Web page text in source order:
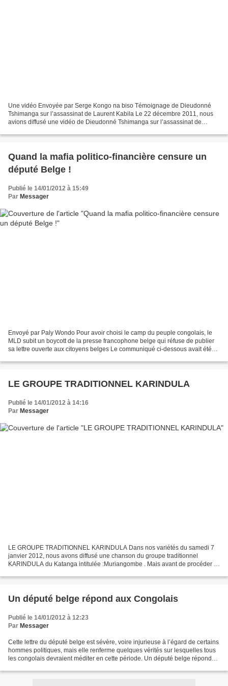
Une vidéo Envoyée par Serge Kongo na biso Témoignage de Dieudonné
Tshimanga sur l’assassinat de Laurent Kabila Le 22 décembre 2011, nous
avions diffusé une vidéo de Dieudonné Tshimanga sur l’assassinat de
Quand la mafia politico-financière censure un
député Belge !
Publié le 14/01/2012 à 15:49
Par Messager
Envoyé par Paly Wondo Pour avoir choisi le camp du peuple congolais, le
MLD subit un boycott de la presse francophone belge qui réfuse de publier
sa lettre ouverte aux citoyens belges Le communiqué ci-dessous avait été
LE GROUPE TRADITIONNEL KARINDULA
Publié le 14/01/2012 à 14:16
Par Messager
LE GROUPE TRADITIONNEL KARINDULA Dans nos variétés du samedi 7
janvier 2012, nous avons diffusé une chanson du groupe traditionnel
KARINDULA du Katanga intitulée :Muriangombe . Mais avant de procéder à
Un député belge répond aux Congolais
Publié le 14/01/2012 à 12:23
Par Messager
Cette lettre du député belge est sévère, voire injurieuse à l’égard de certains
hommes politiques, mais elle renferme quelques vérités sur lesquelles tous
les congolais devraient méditer en cette période. Un député belge répond